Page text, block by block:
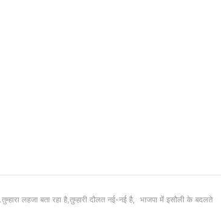
लहजा बता रहा है,तुम्हारी दौलत नई-नई है, भाजपा में इसौली के बदलते